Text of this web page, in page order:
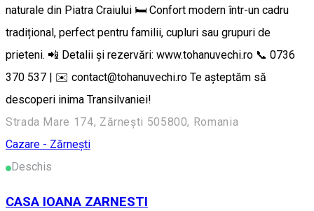
naturale din Piatra Craiului 🛏️ Confort modern într-un cadru
tradițional, perfect pentru familii, cupluri sau grupuri de
prieteni. 📲 Detalii și rezervări: www.tohanuvechi.ro 📞 0736
370 537 | ✉️ contact@tohanuvechi.ro Te așteptăm să
descoperi inima Transilvaniei!
Strada Mare 174, Zărnești 505800, Romania
Cazare - Zărnești
Deschis
CASA IOANA ZARNESTI